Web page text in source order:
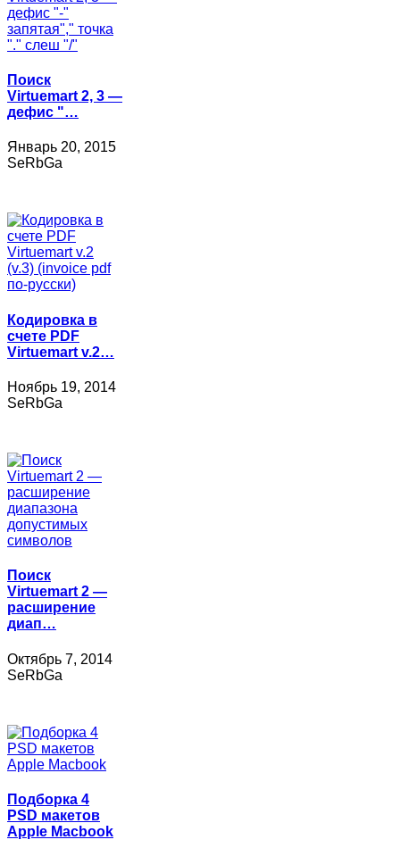
Поиск
Virtuemart 2, 3 —
дефис "…
Январь 20, 2015
SeRbGa
Кодировка в
счете PDF
Virtuemart v.2…
Ноябрь 19, 2014
SeRbGa
Поиск
Virtuemart 2 —
расширение
диап…
Октябрь 7, 2014
SeRbGa
Подборка 4
PSD макетов
Apple Macbook